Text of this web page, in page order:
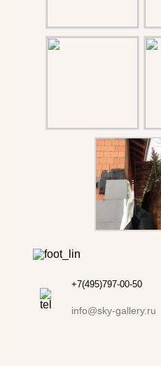
+7(495)797-00-50
info@sky-gallery.ru